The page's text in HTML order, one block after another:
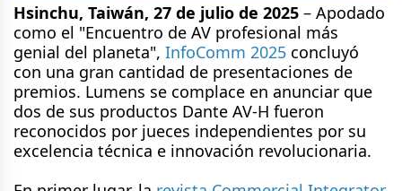
Hsinchu, Taiwán, 27 de julio de 2025 – Apodado
como el "Encuentro de AV profesional más
genial del planeta", InfoComm 2025 concluyó
con una gran cantidad de presentaciones de
premios. Lumens se complace en anunciar que
dos de sus productos Dante AV-H fueron
reconocidos por jueces independientes por su
excelencia técnica e innovación revolucionaria.